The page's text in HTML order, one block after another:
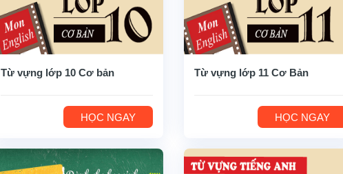
Từ vựng lớp 10 Cơ bản
HỌC NGAY
Từ vựng lớp 11 Cơ Bản
HỌC NGAY